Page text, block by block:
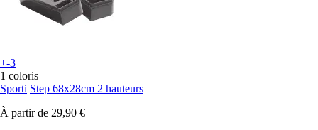
+-3
1 coloris
Sporti Step 68x28cm 2 hauteurs
À partir de 29,90 €